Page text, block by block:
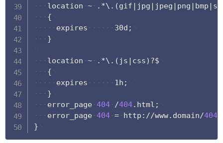
location ~ . *\ . (gif | jpg | jpeg | png | bmp |
{
expires
30d ;
}
location ~ . *\ . ( js | css) ?$
{
expires
1h ;
}
error_page 404 /404. html ;
error_page 404 = http : //www. domain/404
}